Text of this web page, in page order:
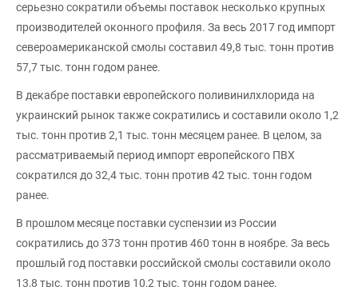
серьезно сократили объемы поставок несколько крупных
производителей оконного профиля. За весь 2017 год импорт
североамериканской смолы составил 49,8 тыс. тонн против
57,7 тыс. тонн годом ранее.
В декабре поставки европейского поливинилхлорида на
украинский рынок также сократились и составили около 1,2
тыс. тонн против 2,1 тыс. тонн месяцем ранее. В целом, за
рассматриваемый период импорт европейского ПВХ
сократился до 32,4 тыс. тонн против 42 тыс. тонн годом
ранее.
В прошлом месяце поставки суспензии из России
сократились до 373 тонн против 460 тонн в ноябре. За весь
прошлый год поставки российской смолы составили около
13,8 тыс. тонн против 10,2 тыс. тонн годом ранее.